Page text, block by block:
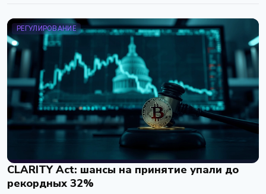
РЕГУЛИРОВАНИЕ
CLARITY Act: шансы на принятие упали до
рекордных 32%